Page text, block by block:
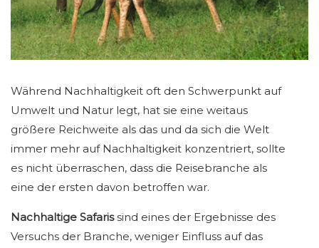
Während Nachhaltigkeit oft den Schwerpunkt auf
Umwelt und Natur legt, hat sie eine weitaus
größere Reichweite als das und da sich die Welt
immer mehr auf Nachhaltigkeit konzentriert, sollte
es nicht überraschen, dass die Reisebranche als
eine der ersten davon betroffen war.
Nachhaltige Safarissind eines der Ergebnisse des
Versuchs der Branche, weniger Einfluss auf das